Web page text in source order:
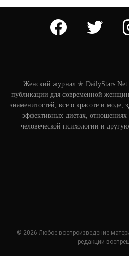
facebook twitter
Женский журнал ✭ DailyStars.Net
публикации для современной
знаменитостей, все о красоте и моде,
эффективных диетах, отношениях
человеческой психологии и
© 2026 Любое воспроизведение
редакции